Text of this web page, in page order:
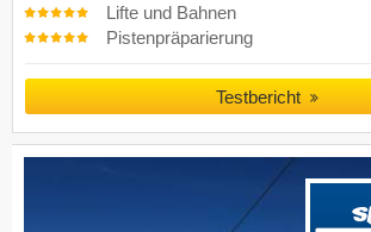
Lifte und Bahnen
Pistenpräparierung
Testbericht